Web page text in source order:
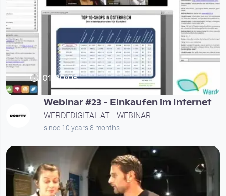
01:00:03
Webinar #23 - Einkaufen im Internet
WERDEDIGITAL.AT - WEBINAR
since 10 years 8 months